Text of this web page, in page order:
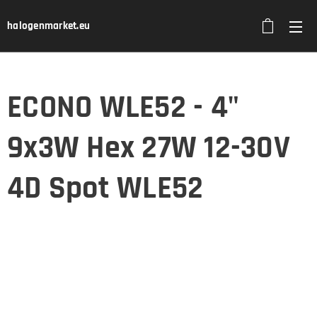
halogenmarket.eu
ECONO WLE52 - 4"
9x3W Hex 27W 12-30V
4D Spot WLE52